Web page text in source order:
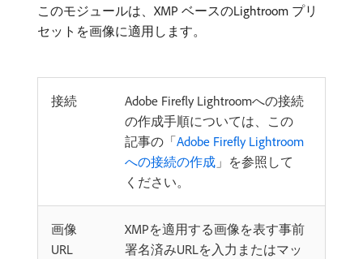
このモジュールは、XMP ベースのLightroom プリ
セットを画像に適用します。
接続
Adobe Firefly Lightroomへの接続
の作成手順については、この
記事の「Adobe Firefly Lightroom
への接続の作成 」を参照して
ください。
画像
URL
XMPを適用する画像を表す事前
署名済みURLを入力またはマッ